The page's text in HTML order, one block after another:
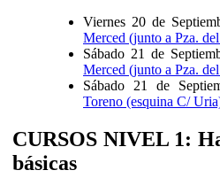
Viernes 20 de
Merced (junto a Pza.
Sábado 21 de
Merced (junto a Pza.
Sábado 21 de
Toreno (esquina C/
CURSOS NIVEL 1:
básicas